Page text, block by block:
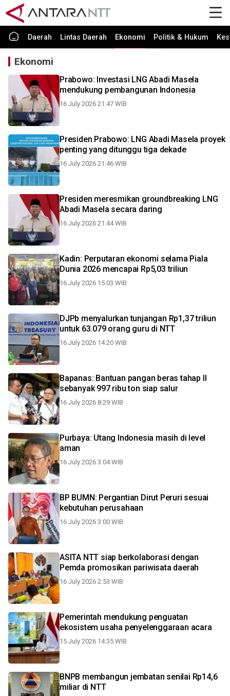
Daerah Lintas Daerah Ekonomi Politik & Hukum
Ekonomi
Prabowo: Investasi LNG Abadi Masela
mendukung pembangunan Indonesia
16 July 2026 21:47 WIB
Presiden Prabowo: LNG Abadi Masela proyek
penting yang ditunggu tiga dekade
16 July 2026 21:46 WIB
Presiden meresmikan groundbreaking LNG
Abadi Masela secara daring
16 July 2026 21:44 WIB
Kadin: Perputaran ekonomi selama Piala
Dunia 2026 mencapai Rp5,03 triliun
16 July 2026 15:03 WIB
DJPb menyalurkan tunjangan Rp1,37 triliun
untuk 63.079 orang guru di NTT
16 July 2026 14:20 WIB
Bapanas: Bantuan pangan beras tahap II
sebanyak 997 ribu ton siap salur
16 July 2026 8:29 WIB
Purbaya: Utang Indonesia masih di level
aman
16 July 2026 3:04 WIB
BP BUMN: Pergantian Dirut Peruri sesuai
kebutuhan perusahaan
16 July 2026 3:00 WIB
ASITA NTT siap berkolaborasi dengan
Pemda promosikan pariwisata daerah
16 July 2026 2:53 WIB
Pemerintah mendukung penguatan
ekosistem usaha penyelenggaraan acara
15 July 2026 14:35 WIB
BNPB membangun jembatan senilai Rp14,6
miliar di NTT